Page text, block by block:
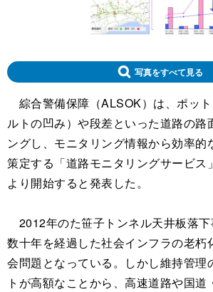
写真をすべて見る
綜合警備保障（ALSOK）は、ポッ
ルトの凹み）や段差といった道路の路
ングし、モニタリング情報から効率的
策定する「道路モニタリングサービス
より開始すると発表した。
2012年のた笹子トンネル天井板落
数十年を経過した社会インフラの老朽
会問題となっている。しかし維持管理
トが高額なことから、高速道路や国道